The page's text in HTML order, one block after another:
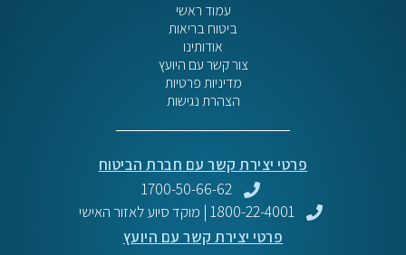
עמוד ראשי
ביטוח בריאות
אודותינו
צור קשר עם היועץ
מדיניות פרטיות
הצהרת נגישות
פרטי יצירת קשר עם חברת הביטוח
1700-50-66-62
1800-22-4001 | מוקד סיוע לאזור האישי
פרטי יצירת קשר עם היועץ